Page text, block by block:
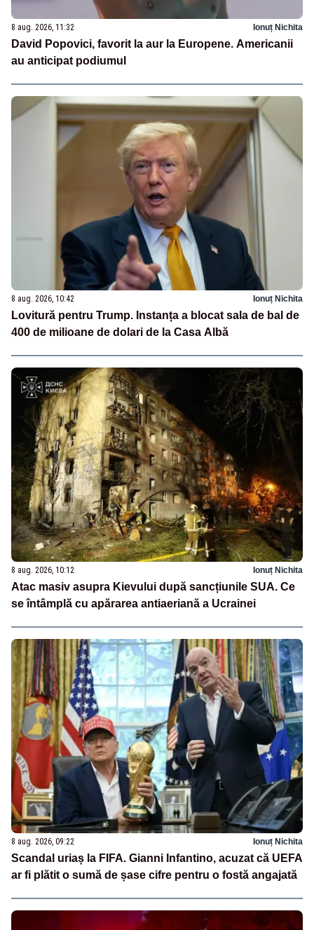
8 aug. 2026, 11:32 Ionuț Nichita
David Popovici, favorit la aur la Europene. Americanii
au anticipat podiumul
8 aug. 2026, 10:42 Ionuț Nichita
Lovitură pentru Trump. Instanța a blocat sala de bal de
400 de milioane de dolari de la Casa Albă
8 aug. 2026, 10:12 Ionuț Nichita
Atac masiv asupra Kievului după sancțiunile SUA. Ce
se întâmplă cu apărarea antiaeriană a Ucrainei
8 aug. 2026, 09:22 Ionuț Nichita
Scandal uriaș la FIFA. Gianni Infantino, acuzat că UEFA
ar fi plătit o sumă de șase cifre pentru o fostă angajată